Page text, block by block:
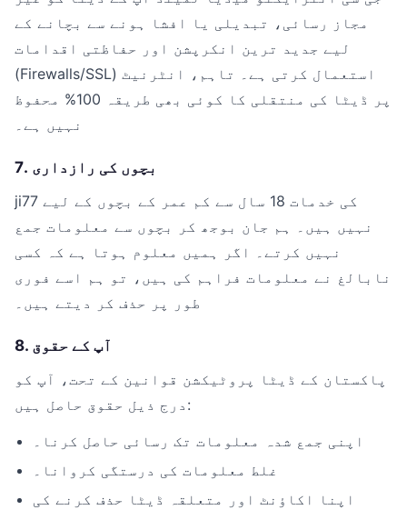
مجاز رسائی، تبدیلی یا افشا ہونے سے بچانے کے
لیے جدید ترین انکرپشن اور حفاظتی اقدامات
(Firewalls/SSL) استعمال کرتی ہے۔ تاہم، انٹرنیٹ
پر ڈیٹا کی منتقلی کا کوئی بھی طریقہ 100% محفوظ
نہیں ہے۔
7. بچوں کی رازداری
ji77 کی خدمات 18 سال سے کم عمر کے بچوں کے لیے
نہیں ہیں۔ ہم جان بوجھ کر بچوں سے معلومات جمع
نہیں کرتے۔ اگر ہمیں معلوم ہوتا ہے کہ کسی
نابالغ نے معلومات فراہم کی ہیں، تو ہم اسے فوری
طور پر حذف کر دیتے ہیں۔
8. آپ کے حقوق
پاکستان کے ڈیٹا پروٹیکشن قوانین کے تحت، آپ کو
درج ذیل حقوق حاصل ہیں:
اپنی جمع شدہ معلومات تک رسائی حاصل کرنا۔
غلط معلومات کی درستگی کروانا۔
اپنا اکاؤنٹ اور متعلقہ ڈیٹا حذف کرنے کی